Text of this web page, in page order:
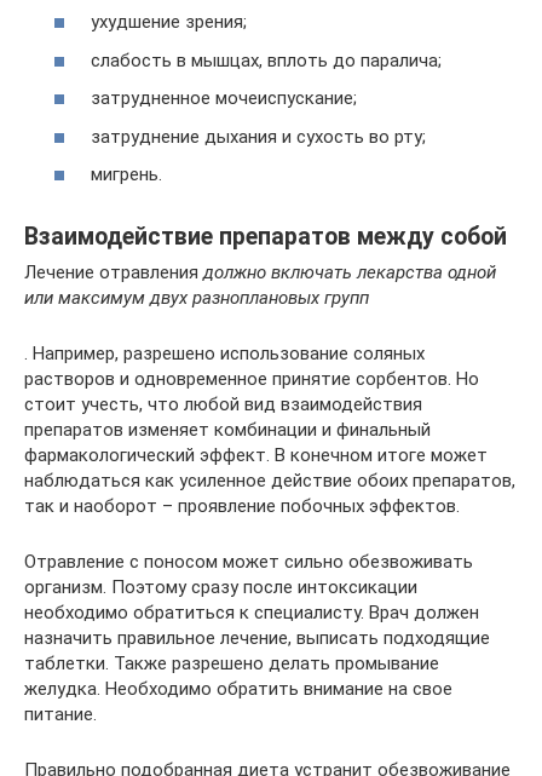
ухудшение зрения;
слабость в мышцах, вплоть до паралича;
затрудненное мочеиспускание;
затруднение дыхания и сухость во рту;
мигрень.
Взаимодействие препаратов между собой
Лечение отравлениядолжно включать лекарства одной
или максимум двух разноплановых групп
. Например, разрешено использование соляных
растворов и одновременное принятие сорбентов. Но
стоит учесть, что любой вид взаимодействия
препаратов изменяет комбинации и финальный
фармакологический эффект. В конечном итоге может
наблюдаться как усиленное действие обоих препаратов,
так и наоборот – проявление побочных эффектов.
Отравление с поносом может сильно обезвоживать
организм. Поэтому сразу после интоксикации
необходимо обратиться к специалисту. Врач должен
назначить правильное лечение, выписать подходящие
таблетки. Также разрешено делать промывание
желудка. Необходимо обратить внимание на свое
питание.
Правильно подобранная диета устранит обезвоживание